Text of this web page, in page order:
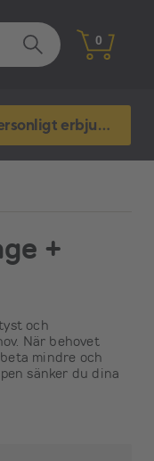
0
Personligt erbjudande
+
och
När behovet
mindre och
sänker du dina